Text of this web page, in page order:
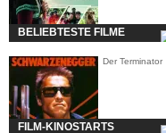
BELIEBTESTE FILME
Der Terminator
FILM-KINOSTARTS